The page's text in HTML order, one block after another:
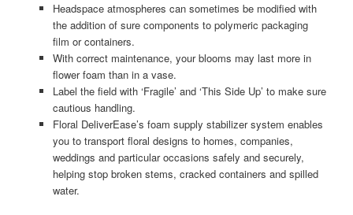
Headspace atmospheres can sometimes be modified with
the addition of sure components to polymeric packaging
film or containers.
With correct maintenance, your blooms may last more in
flower foam than in a vase.
Label the field with ‘Fragile’ and ‘This Side Up’ to make sure
cautious handling.
Floral DeliverEase’s foam supply stabilizer system enables
you to transport floral designs to homes, companies,
weddings and particular occasions safely and securely,
helping stop broken stems, cracked containers and spilled
water.